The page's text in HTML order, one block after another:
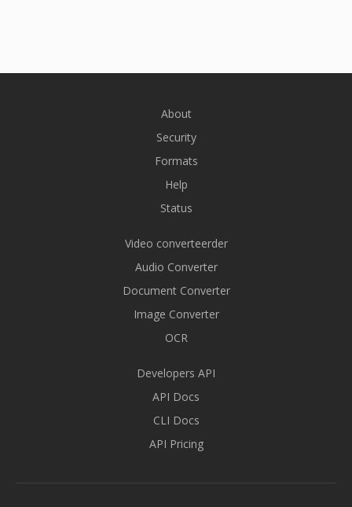
About
Security
Formats
Help
Status
Video converteerder
Audio Converter
Document Converter
Image Converter
OCR
Developers API
API Docs
CLI Docs
API Pricing